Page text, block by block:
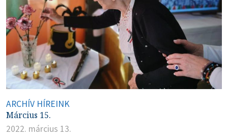
ARCHÍV HÍREINK
Március 15.
2022. március 13.